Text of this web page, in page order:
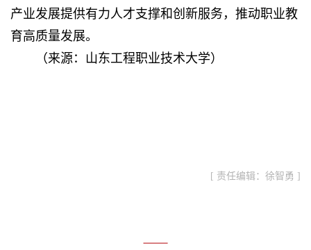
产业发展提供有力人才支撑和创新服务，推动职业教
育高质量发展。
（来源： 山东工程职业技术大学）
[ 责任编辑：徐智勇 ]